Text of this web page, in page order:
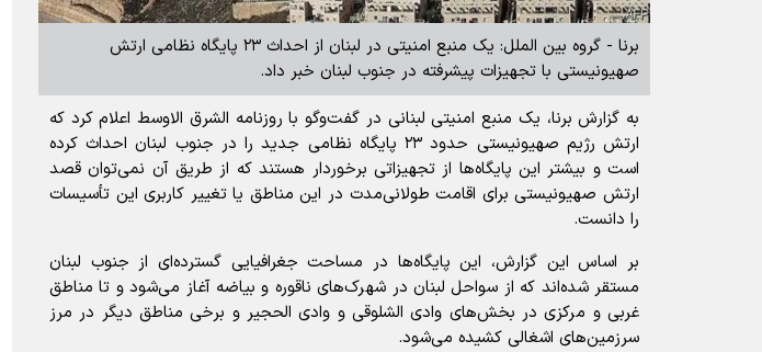
برنا - گروه بین الملل: یک منبع امنیتی در لبنان از احداث ۲۳ پایگاه نظامی ارتش
صهیونیستی با تجهیزات پیشرفته در جنوب لبنان خبر داد.
به گزارش برنا، یک منبع امنیتی لبنانی در گفت‌و‌گو با روزنامه الشرق الاوسط اعلام کرد که
ارتش رژیم صهیونیستی حدود ۲۳ پایگاه نظامی جدید را در جنوب لبنان احداث کرده
است و بیشتر این پایگاه‌ها از تجهیزاتی برخوردار هستند که از طریق آن نمی‌توان قصد
ارتش صهیونیستی برای اقامت طولانی‌مدت در این مناطق یا تغییر کاربری این تأسیسات
را دانست.
بر اساس این گزارش، این پایگاه‌ها در مساحت جغرافیایی گسترده‌ای از جنوب لبنان
مستقر شده‌اند که از سواحل لبنان در شهرک‌های ناقوره و بیاضه آغاز می‌شود و تا مناطق
غربی و مرکزی در بخش‌های وادی الشلوقی و وادی الحجیر و برخی مناطق دیگر در مرز
سرزمین‌های اشغالی کشیده می‌شود.